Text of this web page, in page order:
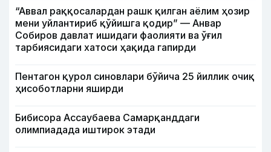
“Аввал раққосалардан рашк қилган аёлим ҳозир
мени уйлантириб қўйишга қодир” — Анвар
Собиров давлат ишидаги фаолияти ва ўғил
тарбиясидаги хатоси ҳақида гапирди
Пентагон қурол синовлари бўйича 25 йиллик очиқ
ҳисоботларни яширди
Бибисора Ассаубаева Самарқанддаги
олимпиадада иштирок этади